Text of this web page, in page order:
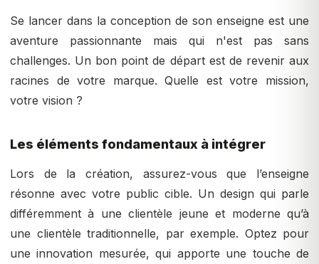
Se lancer dans la conception de son enseigne est une
aventure passionnante mais qui n'est pas sans
challenges. Un bon point de départ est de revenir aux
racines de votre marque. Quelle est votre mission,
votre vision ?
Les éléments fondamentaux à intégrer
Lors de la création, assurez-vous que l’enseigne
résonne avec votre public cible. Un design qui parle
différemment à une clientèle jeune et moderne qu’à
une clientèle traditionnelle, par exemple. Optez pour
une innovation mesurée, qui apporte une touche de